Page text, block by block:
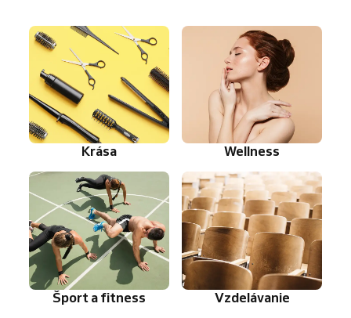
Krása Wellness
Šport a fitness Vzdelávanie